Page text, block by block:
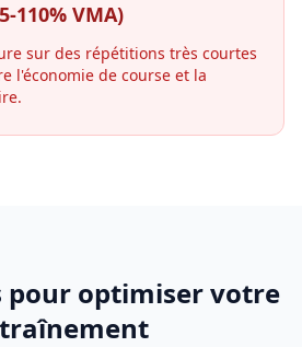
110% VMA)
sur des répétitions très courtes
l'économie de course et la
pour optimiser votre